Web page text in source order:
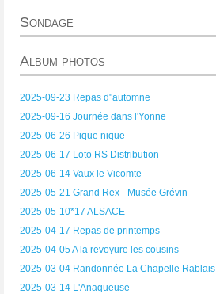
Sondage
Album photos
2025-09-23 Repas d"automne
2025-09-16 Journée dans l'Yonne
2025-06-26 Pique nique
2025-06-17 Loto RS Distribution
2025-06-14 Vaux le Vicomte
2025-05-21 Grand Rex - Musée Grévin
2025-05-10*17 ALSACE
2025-04-17 Repas de printemps
2025-04-05 A la revoyure les cousins
2025-03-04 Randonnée La Chapelle Rablais
2025-03-14 L'Anaqueuse